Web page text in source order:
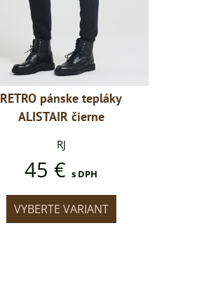
RETRO pánske tepláky
ALISTAIR čierne
RJ
45 € s DPH
VYBERTE VARIANT